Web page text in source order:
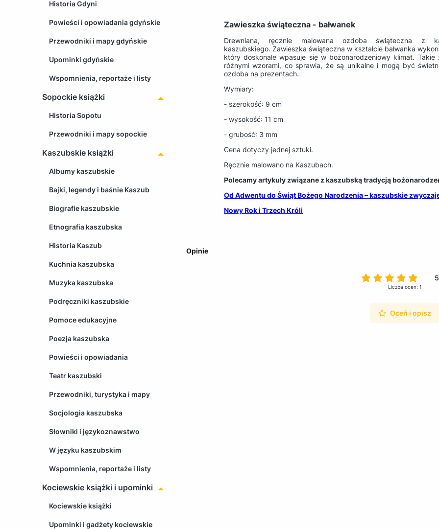
Historia Gdyni
Powieści i opowiadania gdyńskie
Przewodniki i mapy gdyńskie
Upominki gdyńskie
Wspomnienia, reportaże i listy
Sopockie książki
Historia Sopotu
Przewodniki i mapy sopockie
Kaszubskie książki
Albumy kaszubskie
Bajki, legendy i baśnie Kaszub
Biografie kaszubskie
Etnografia kaszubska
Historia Kaszub
Kuchnia kaszubska
Muzyka kaszubska
Podręczniki kaszubskie
Pomoce edukacyjne
Poezja kaszubska
Powieści i opowiadania
Teatr kaszubski
Przewodniki, turystyka i mapy
Socjologia kaszubska
Słowniki i językoznawstwo
W języku kaszubskim
Wspomnienia, reportaże i listy
Kociewskie książki i upominki
Kociewskie książki
Upominki i gadżety kociewskie
Zawieszka świąteczna - bałwanek
Drewniana, ręcznie malowana ozdoba świąteczna z
kaszubskiego. Zawieszka świąteczna w kształcie bałwanka
który doskonale wpasuje się w bożonarodzeniowy klimat.
różnymi wzorami, co sprawia, że są unikalne i mogą być
ozdoba na prezentach.
Wymiary:
- szerokość: 9 cm
- wysokość: 11 cm
- grubość: 3 mm
Cena dotyczy jednej sztuki.
Ręcznie malowano na Kaszubach.
Polecamy artykuły związane z kaszubską tradycją
Od Adwentu do Świąt Bożego Narodzenia – kaszubskie
Nowy Rok i Trzech Króli
Opinie
Liczba ocen: 1
Oceń i opisz